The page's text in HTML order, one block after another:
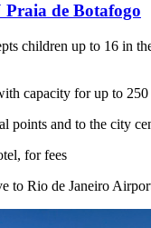
Praia de Botafogo
children up to 16 in
capacity for up to 250
points and to the city
for fees
to Rio de Janeiro